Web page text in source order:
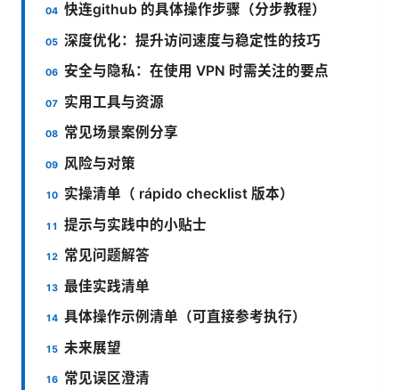
快连github 的具体操作步骤（分步教程）
深度优化：提升访问速度与稳定性的技巧
安全与隐私：在使用 VPN 时需关注的要点
实用工具与资源
常见场景案例分享
风险与对策
实操清单（ rápido checklist 版本）
提示与实践中的小贴士
常见问题解答
最佳实践清单
具体操作示例清单（可直接参考执行）
未来展望
常见误区澄清